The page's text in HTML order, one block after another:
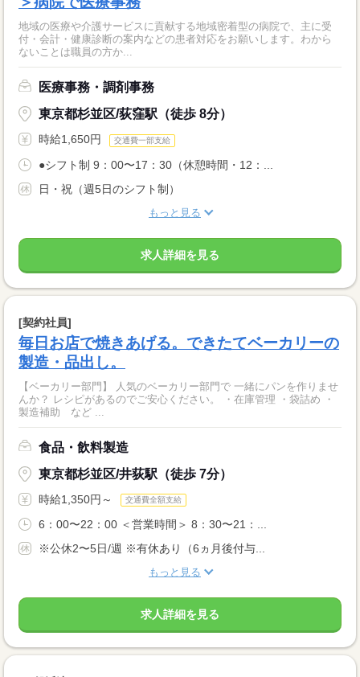
地域の医療や介護サービスに貢献する地域密着型の病院で、主に受
付・会計・健康診断の案内などの患者対応をお願いします。わから
ないことは職員の方か...
医療事務・調剤事務
東京都杉並区/荻窪駅（徒歩 8分）
時給1,650円 交通費一部支給
●シフト制 9：00〜17：30（休憩時間・12：...
日・祝（週5日のシフト制）
もっと見る
求人詳細を見る
[契約社員]
毎日お店で焼きあげる。できたてベーカリーの
製造・品出し。
【ベーカリー部門】 人気のベーカリー部門で 一緒にパンを作りませ
んか？ レシピがあるのでご安心ください。 ・在庫管理 ・袋詰め ・
製造補助 など ...
食品・飲料製造
東京都杉並区/井荻駅（徒歩 7分）
時給1,350円～ 交通費全額支給
6：00〜22：00 ＜営業時間＞ 8：30〜21：...
※公休2〜5日/週 ※有休あり（6ヵ月後付与...
もっと見る
求人詳細を見る